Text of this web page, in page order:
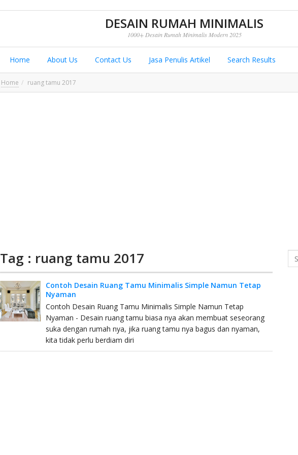
DESAIN RUMAH MINIMALIS
1000+ Desain Rumah Minimalis Modern 2025
Home About Us Contact Us Jasa Penulis Artikel Search Results
Home ruang tamu 2017
Tag : ruang tamu 2017
Contoh Desain Ruang Tamu Minimalis Simple Namun Tetap
Nyaman
Contoh Desain Ruang Tamu Minimalis Simple Namun Tetap
Nyaman - Desain ruang tamu biasa nya akan membuat seseorang
suka dengan rumah nya, jika ruang tamu nya bagus dan nyaman,
kita tidak perlu berdiam diri